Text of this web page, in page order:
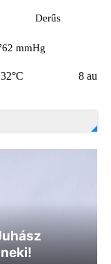
Derűs
mmHg